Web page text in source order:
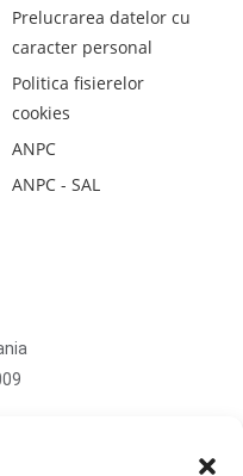
Prelucrarea datelor cu
caracter personal
Politica fisierelor
cookies
ANPC
ANPC - SAL